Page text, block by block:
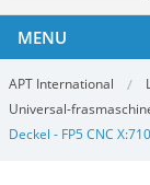
MENU
APT International
Universal-
Deckel - FP5 CNC